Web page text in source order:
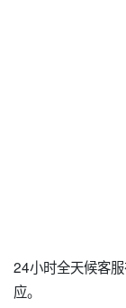
24小时全天候客
应。